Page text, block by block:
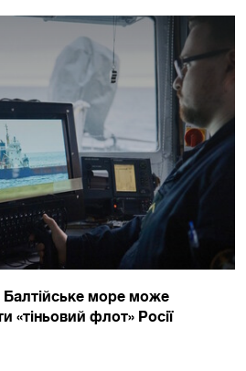
Балтійське море може
«тіньовий флот» Росії